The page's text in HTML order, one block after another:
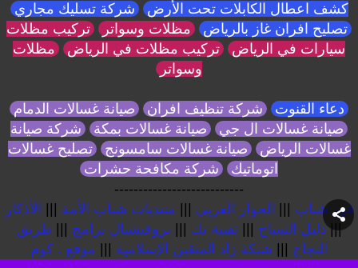
كشف اعطال الكابلات تحت الأرض شركة تسليك مجاري
تصليح افران غاز بالرياض مظلات وسواتر تركيب مظلات
سيارات في الرياض تركيب مظلات في الرياض مظلات
وسواتر
دعاء القنوت شركة تنظيف افران صيانة غسالات الدمام
صيانة غسالات ال جي صيانة غسالات بمكة شركة صيانة
غسالات الرياض صيانة غسالات سامسونج تصليح غسالات
اتوماتيك شركة مكافحة حشرات
---------------------------
فور شباب
الحوار العربي منتديات شباب الأمة
الأذكار
|||دليل السياح |||تقنية تك بروفيشنال برامج
طريق
النجاح
شبكة زاد المتقين الإسلامية موقع . كوم